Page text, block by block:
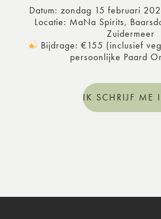
Datum: zondag 15 februari
Locatie: MaNa Spirits,
Zuidermeer
Bijdrage: €155 (inclusief
persoonlijke Paard
IK SCHRIJF ME